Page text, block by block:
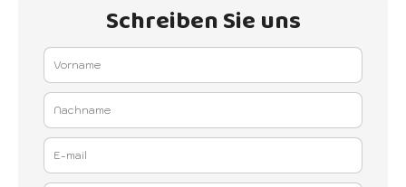
Schreiben Sie uns